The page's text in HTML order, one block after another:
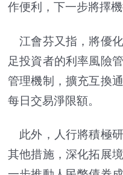
作便利，下一步將擇
江會芬又指，將優
足投資者的利率風險
管理機制，擴充互換
每日交易淨限額。
此外，人行將積極
其他措施，深化拓展